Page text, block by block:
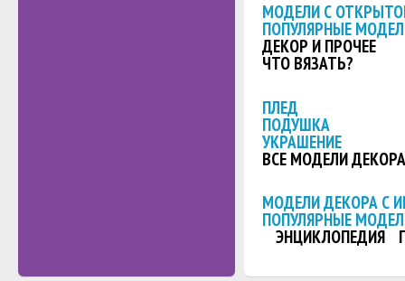
МОДЕЛИ С
ПОПУЛЯРНЫЕ
ДЕКОР И ПРОЧЕЕ
ЧТО ВЯЗАТЬ?
ПЛЕД
ПОДУШКА
УКРАШЕНИЕ
ВСЕ МОДЕЛИ ДЕКОРА
МОДЕЛИ ДЕКОРА С
ПОПУЛЯРНЫЕ
ЭНЦИКЛОПЕДИЯ